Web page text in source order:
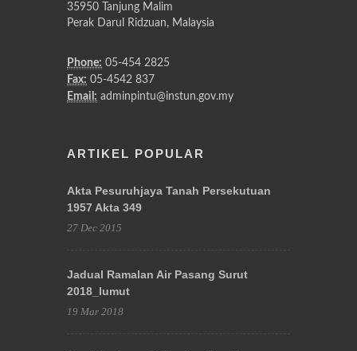
35950 Tanjung Malim
Perak Darul Ridzuan, Malaysia
Phone: 05-454 2825
Fax: 05-4542 837
Email: adminpintu@instun.gov.my
ARTIKEL POPULAR
Akta Pesuruhjaya Tanah Persekutuan
1957 Akta 349
27 Dec 2015
Jadual Ramalan Air Pasang Surut
2018_lumut
19 Mar 2018